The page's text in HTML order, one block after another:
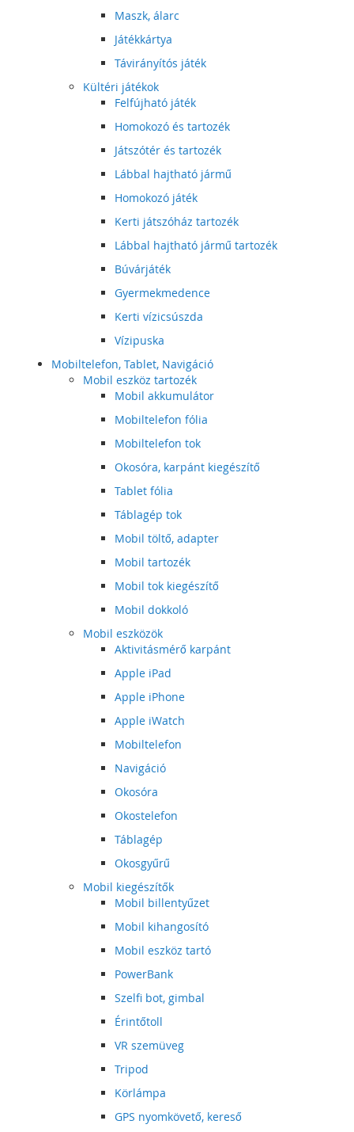
Maszk, álarc
Játékkártya
Távirányítós játék
Kültéri játékok
Felfújható játék
Homokozó és tartozék
Játszótér és tartozék
Lábbal hajtható jármű
Homokozó játék
Kerti játszóház tartozék
Lábbal hajtható jármű tartozék
Búvárjáték
Gyermekmedence
Kerti vízicsúszda
Vízipuska
Mobiltelefon, Tablet, Navigáció
Mobil eszköz tartozék
Mobil akkumulátor
Mobiltelefon fólia
Mobiltelefon tok
Okosóra, karpánt kiegészítő
Tablet fólia
Táblagép tok
Mobil töltő, adapter
Mobil tartozék
Mobil tok kiegészítő
Mobil dokkoló
Mobil eszközök
Aktivitásmérő karpánt
Apple iPad
Apple iPhone
Apple iWatch
Mobiltelefon
Navigáció
Okosóra
Okostelefon
Táblagép
Okosgyűrű
Mobil kiegészítők
Mobil billentyűzet
Mobil kihangosító
Mobil eszköz tartó
PowerBank
Szelfi bot, gimbal
Érintőtoll
VR szemüveg
Tripod
Körlámpa
GPS nyomkövető, kereső